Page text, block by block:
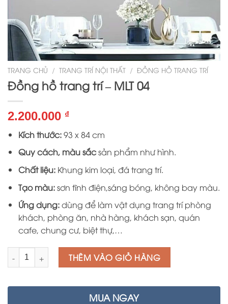
TRANG CHỦ / TRANG TRÍ NỘI THẤT / ĐỒNG HỒ TRANG TRÍ
Đồng hồ trang trí – MLT 04
2.200.000 ₫
Kích thước:93 x 84 cm
Quy cách, màu sắcsản phẩm như hình.
Chất liệu:Khung kim loại, đá trang trí.
Tạo màu:sơn tĩnh điện,sáng bóng, không bay màu.
Ứng dụng:dùng để làm vật dụng trang trí phòng
khách, phòng ăn, nhà hàng, khách sạn, quán
cafe, chung cư, biệt thự,…
Số lượng THÊM VÀO GIỎ HÀNG
MUA NGAY